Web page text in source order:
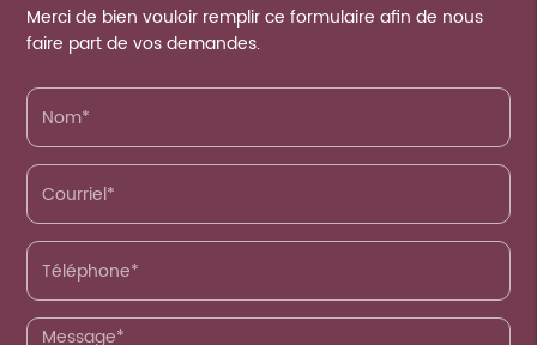
Merci de bien vouloir remplir ce formulaire afin de nous
faire part de vos demandes.